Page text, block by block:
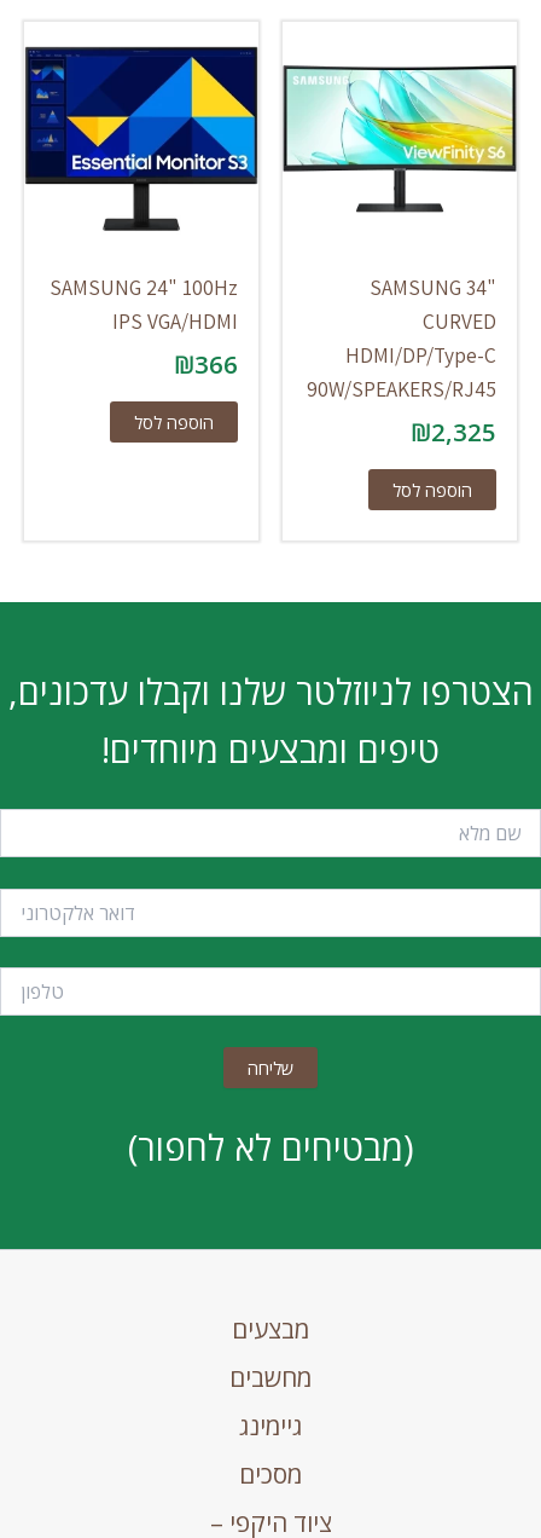
SAMSUNG 34"
CURVED
HDMI/DP/Type-C
90W/SPEAKERS/RJ45
₪2,325
הוספה לסל
SAMSUNG 24" 100Hz
IPS VGA/HDMI
₪366
הוספה לסל
הצטרפו לניוזלטר שלנו וקבלו עדכונים,
טיפים ומבצעים מיוחדים!
(מבטיחים לא לחפור)
מבצעים
מחשבים
גיימינג
מסכים
ציוד היקפי –